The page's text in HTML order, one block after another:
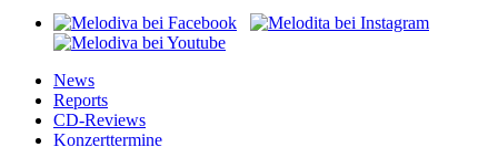
News
Reports
CD-Reviews
Konzerttermine